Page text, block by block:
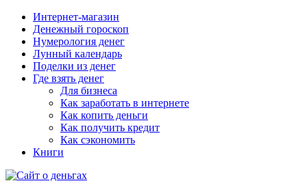
Интернет-магазин
Денежный гороскоп
Нумерология денег
Лунный календарь
Поделки из денег
Где взять денег
Для бизнеса
Как заработать в интернете
Как копить деньги
Как получить кредит
Как сэкономить
Книги